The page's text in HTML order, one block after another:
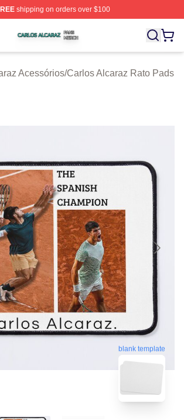
shipping on orders over $100
Shop ⚡️ Officially Licensed Carlos
Acessórios/Carlos Alcaraz Rato Pads
blank template